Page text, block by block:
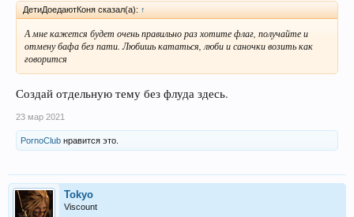
ДетиДоедаютКоня сказал(а): ↑
А мне кажется будет очень правильно раз хотите флаг, получайте и
отмену бафа без пати. Любишь кататься, люби и саночки возить как
говорится
Создай отдельную тему без флуда здесь.
23 мар 2021
PornoClub нравится это.
Tokyo
Viscount